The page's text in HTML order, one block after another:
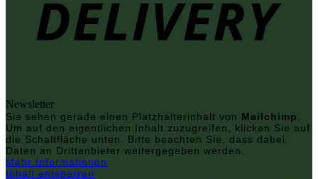
Newsletter
Sie sehen gerade einen Platzhalterinhalt von Mailchimp
Um auf den eigentlichen Inhalt zuzugreifen, klicken Sie auf
die Schaltfläche unten. Bitte beachten Sie, dass dabei
Daten an Drittanbieter weitergegeben werden.
Mehr Informationen
Inhalt entsperren